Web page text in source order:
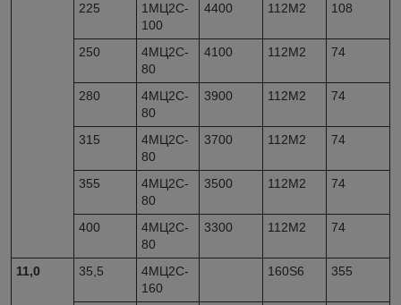
225
1МЦ2С-
100
4400 112M2 108
250
4МЦ2С-
80
4100 112М2 74
280
4МЦ2С-
80
3900 112М2 74
315
4МЦ2С-
80
3700 112М2 74
355
4МЦ2С-
80
3500 112М2 74
400
4МЦ2С-
80
3300 112М2 74
11,0 35,5
4МЦ2С-
160
160S6 355